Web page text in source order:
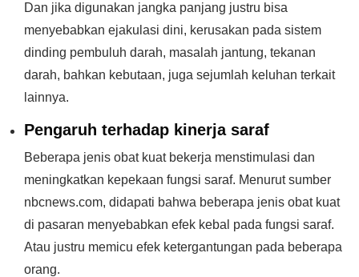
Dan jika digunakan jangka panjang justru bisa
menyebabkan ejakulasi dini, kerusakan pada sistem
dinding pembuluh darah, masalah jantung, tekanan
darah, bahkan kebutaan, juga sejumlah keluhan terkait
lainnya.
Pengaruh terhadap kinerja saraf
Beberapa jenis obat kuat bekerja menstimulasi dan
meningkatkan kepekaan fungsi saraf. Menurut sumber
nbcnews.com, didapati bahwa beberapa jenis obat kuat
di pasaran menyebabkan efek kebal pada fungsi saraf.
Atau justru memicu efek ketergantungan pada beberapa
orang.